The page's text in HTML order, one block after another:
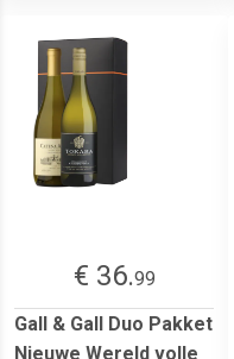
€ 36.99
Gall & Gall Duo Pakket
Nieuwe Wereld volle